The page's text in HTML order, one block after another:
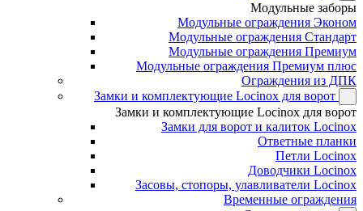
Модульные заборы
Модульные ограждения Эконом
Модульные ограждения Стандарт
Модульные ограждения Премиум
Модульные ограждения Премиум плюс
Ограждения из ДПК
Замки и комплектующие Locinox для ворот
Замки и комплектующие Locinox для ворот
Замки для ворот и калиток Locinox
Ответные планки
Петли Locinox
Доводчики Locinox
Засовы, стопоры, улавливатели Locinox
Временные ограждения